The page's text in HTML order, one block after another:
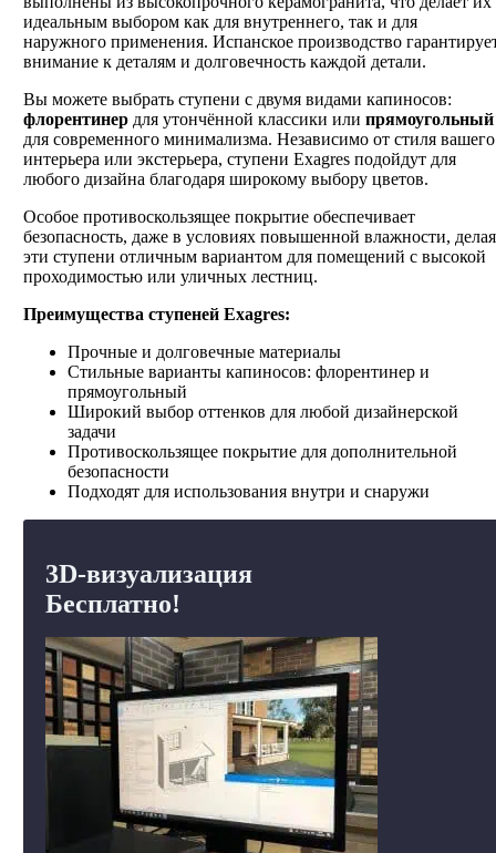
идеальным выбором как для внутреннего, так и для
наружного применения. Испанское производство
внимание к деталям и долговечность каждой детали.
Вы можете выбрать ступени с двумя видами капиносов:
флорентинердля утончённой классики или прямоугольный
для современного минимализма. Независимо от стиля вашего
интерьера или экстерьера, ступени Exagres подойдут для
любого дизайна благодаря широкому выбору цветов.
Особое противоскользящее покрытие обеспечивает
безопасность, даже в условиях повышенной влажности, делая
эти ступени отличным вариантом для помещений с высокой
проходимостью или уличных лестниц.
Преимущества ступеней Exagres:
Прочные и долговечные материалы
Стильные варианты капиносов: флорентинер и
прямоугольный
Широкий выбор оттенков для любой дизайнерской
задачи
Противоскользящее покрытие для дополнительной
безопасности
Подходят для использования внутри и снаружи
3D-визуализация
Бесплатно!